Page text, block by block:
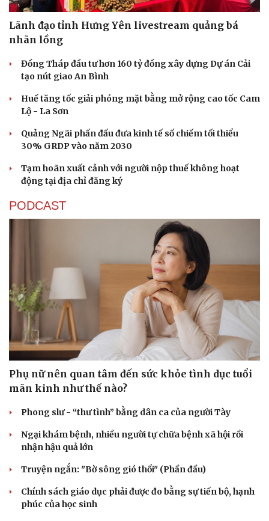
Lãnh đạo tỉnh Hưng Yên livestream quảng bá
nhãn lồng
Đồng Tháp đầu tư hơn 160 tỷ đồng xây dựng Dự án Cải
tạo nút giao An Bình
Huế tăng tốc giải phóng mặt bằng mở rộng cao tốc Cam
Lộ - La Sơn
Quảng Ngãi phấn đấu đưa kinh tế số chiếm tối thiểu
30% GRDP vào năm 2030
Tạm hoãn xuất cảnh với người nộp thuế không hoạt
động tại địa chỉ đăng ký
PODCAST
Phụ nữ nên quan tâm đến sức khỏe tình dục tuổi
mãn kinh như thế nào?
Phong slư - “thư tình” bằng dân ca của người Tày
Ngại khám bệnh, nhiều người tự chữa bệnh xã hội rồi
nhận hậu quả lớn
Truyện ngắn: "Bờ sông gió thổi" (Phần đầu)
Chính sách giáo dục phải được đo bằng sự tiến bộ, hạnh
phúc của học sinh